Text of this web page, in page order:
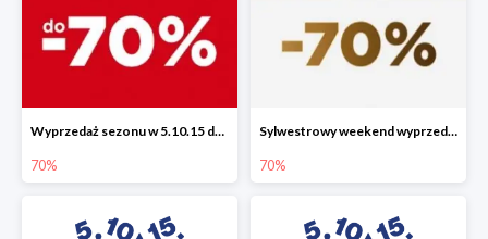
Wyprzedaż sezonu w 5.10.15 do -70%
70%
Sylwestrowy weekend wyprzedaży do -70%
70%